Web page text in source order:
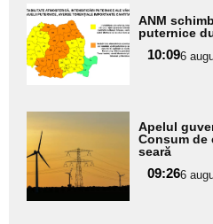
Adaugă
aici textul
pentru
subtitlu
ANM
puternice
10:096
Adaugă
aici textul
pentru
subtitlu
Apelul
Consum de
seară
09:266